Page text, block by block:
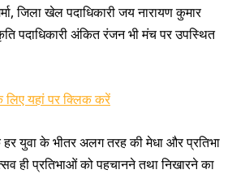
जिला खेल पदाधिकारी जय नारायण कुमार
पदाधिकारी अंकित रंजन भी मंच पर उपस्थित
लिए यहां पर क्लिक करें
हर युवा के भीतर अलग तरह की मेधा और प्रतिभा
ही प्रतिभाओं को पहचानने तथा निखारने का